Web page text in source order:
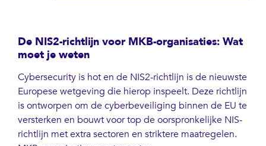
De NIS2-richtlijn voor MKB-organisaties: Wat
moet je weten
Cybersecurity is hot en de NIS2-richtlijn is de nieuwste
Europese wetgeving die hierop inspeelt. Deze richtlijn
is ontworpen om de cyberbeveiliging binnen de EU te
versterken en bouwt voor top de oorspronkelijke NIS-
richtlijn met extra sectoren en striktere maatregelen.